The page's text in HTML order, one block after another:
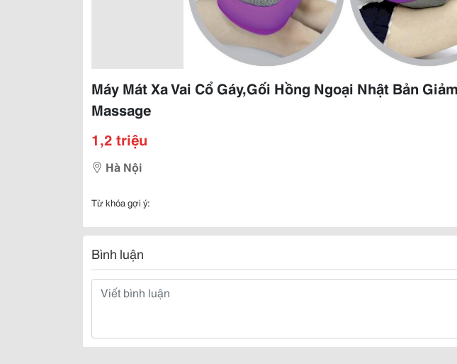
Máy Mát Xa Vai Cổ Gáy,Gối Hồng Ngoại Nhật Bản
Massage
1,2 triệu
Hà Nội
Từ khóa gợi ý:
Bình luận